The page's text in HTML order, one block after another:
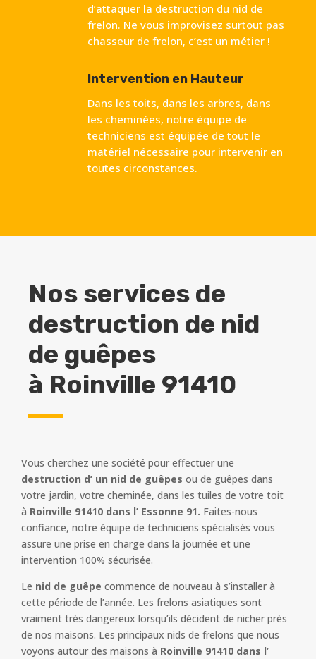
d’attaquer la destruction du nid de
frelon. Ne vous improvisez surtout pas
chasseur de frelon, c’est un métier !
Intervention en Hauteur
Dans les toits, dans les arbres, dans
les cheminées, notre équipe de
techniciens est équipée de tout le
matériel nécessaire pour intervenir en
toutes circonstances.
Nos services de
destruction de nid
de guêpes
à Roinville 91410
Vous cherchez une société pour effectuer une
destruction d’ un nid de guêpes ou de guêpes dans
votre jardin, votre cheminée, dans les tuiles de votre toit
à Roinville 91410 dans l’ Essonne 91. Faites-nous
confiance, notre équipe de techniciens spécialisés vous
assure une prise en charge dans la journée et une
intervention 100% sécurisée.
Le nid de guêpe commence de nouveau à s’installer à
cette période de l’année. Les frelons asiatiques sont
vraiment très dangereux lorsqu’ils décident de nicher près
de nos maisons. Les principaux nids de frelons que nous
voyons autour des maisons à Roinville 91410 dans l’